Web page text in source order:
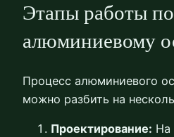
Этапы работы по
алюминиевому
Процесс алюминиевого
можно разбить на
Проектирование: На